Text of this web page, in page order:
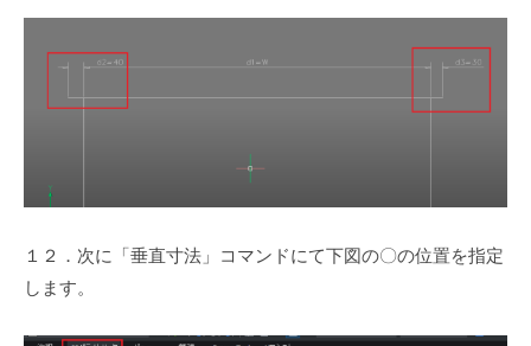
１２．次に「垂直寸法」コマンドにて下図の〇の位置を指定
します。